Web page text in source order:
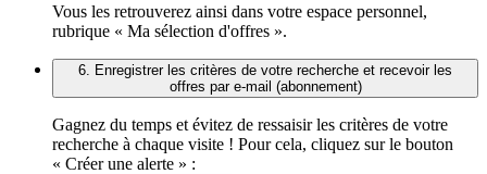
Vous les retrouverez ainsi dans votre espace personnel,
rubrique « Ma sélection d'offres ».
6. Enregistrer les critères de votre recherche et recevoir les
offres par e-mail (abonnement)
Gagnez du temps et évitez de ressaisir les critères de votre
recherche à chaque visite ! Pour cela, cliquez sur le bouton
« Créer une alerte » :